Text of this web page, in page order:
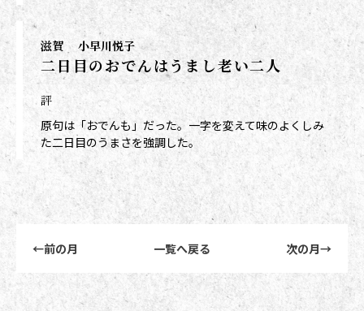
滋賀 小早川悦子
二日目のおでんはうまし老い二人
評
原句は「おでんも」だった。一字を変えて味のよくしみ
た二日目のうまさを強調した。
←前の月 一覧へ戻る 次の月→